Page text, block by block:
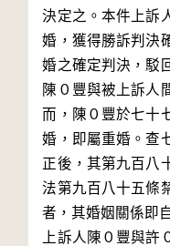
決定之。本件上訴
婚，獲得勝訴判決
婚之確定判決，駁
陳０豐與被上訴人
而，陳０豐於七十
婚，即屬重婚。查
正後，其第九百八
法第九百八十五條
者，其婚姻關係即
上訴人陳０豐與許